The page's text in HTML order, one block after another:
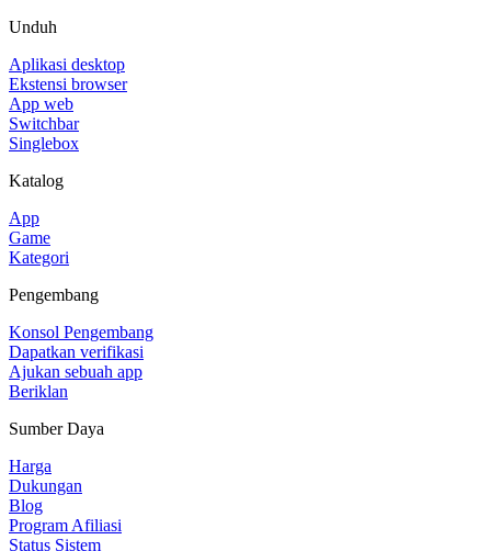
Unduh
Aplikasi desktop
Ekstensi browser
App web
Switchbar
Singlebox
Katalog
App
Game
Kategori
Pengembang
Konsol Pengembang
Dapatkan verifikasi
Ajukan sebuah app
Beriklan
Sumber Daya
Harga
Dukungan
Blog
Program Afiliasi
Status Sistem